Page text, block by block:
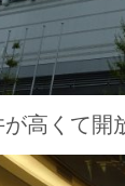
高くて開